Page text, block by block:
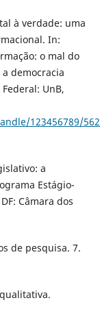
à verdade: uma
In:
o mal do
democracia
UnB,
123456789/
a
Estágio-
Câmara dos
de pesquisa. 7.